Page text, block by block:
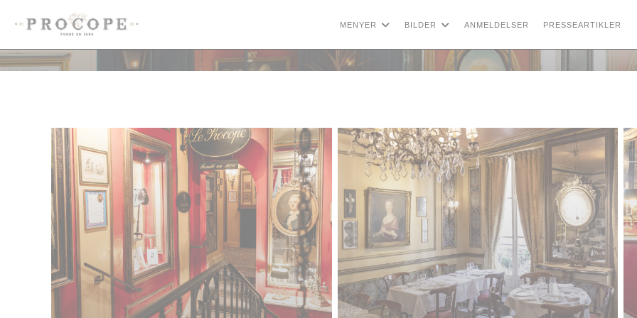
Panel for informasjonskapsler
MENYER BILDER ANMELDELSER
PRESSEARTIKLER